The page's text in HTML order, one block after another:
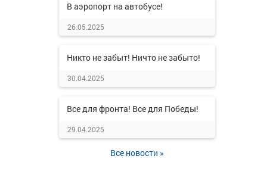
В аэропорт на автобусе!
26.05.2025
Никто не забыт! Ничто не забыто!
30.04.2025
Все для фронта! Все для Победы!
29.04.2025
Все новости »